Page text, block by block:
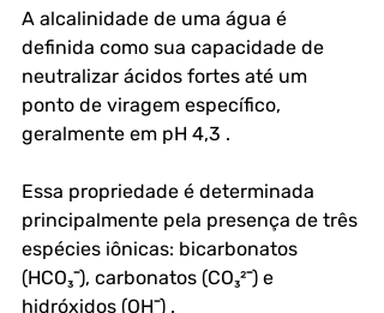
A alcalinidade de uma água é
definida como sua capacidade de
neutralizar ácidos fortes até um
ponto de viragem específico,
geralmente em pH 4,3 .
Essa propriedade é determinada
principalmente pela presença de três
espécies iônicas: bicarbonatos
(HCO₃⁻), carbonatos (CO₃²⁻) e
hidróxidos (OH⁻) .